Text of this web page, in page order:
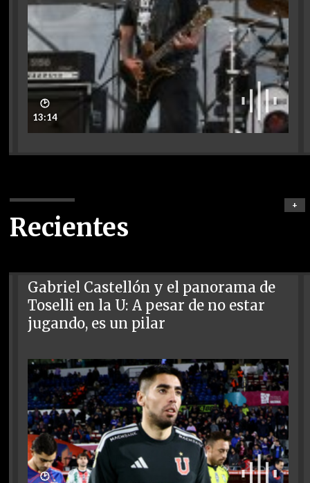
🕑
13:14
Recientes
+
Gabriel Castellón y el panorama de
Toselli en la U: A pesar de no estar
jugando, es un pilar
🕑